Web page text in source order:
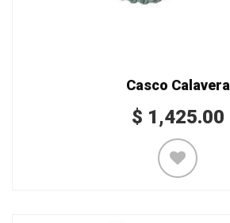
Casco Calavera
$ 1,425.00